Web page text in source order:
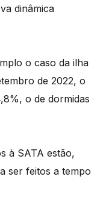
dinâmica
o caso da ilha
de 2022, o
o de dormidas
à SATA estão,
ser feitos a tempo